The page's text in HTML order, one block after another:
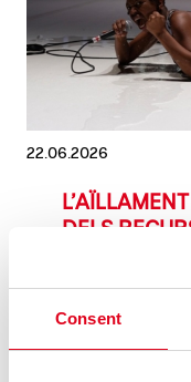
Consent
22.06.2026
DELS
DEL GREC